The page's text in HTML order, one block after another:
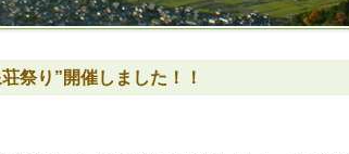
祭り”開催しました！！